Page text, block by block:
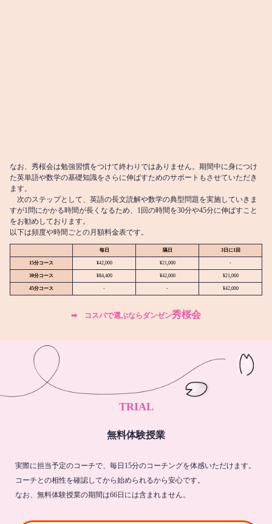
なお、秀桜会は勉強習慣をつけて終わりではありません。期間中に身につけ
た英単語や数学の基礎知識をさらに伸ばすためのサポートもさせていただき
ます。
次のステップとして、英語の長文読解や数学の典型問題を実施していきま
すが1問にかかる時間が長くなるため、1回の時間を30分や45分に伸ばすこと
をお勧めしております。
以下は頻度や時間ごとの月額料金表です。
毎日 隔日 3日に1回
15分コース ¥42,000 ¥21,000 -
30分コース ¥84,400 ¥42,000 ¥21,000
45分コース - - ¥42,000
➡︎ コスパで選ぶならダンゼン秀桜会
TRIAL
無料体験授業
実際に担当予定のコーチで、毎日15分のコーチングを体感いただけます。
コーチとの相性を確認してから始められるから安心です。
なお、無料体験授業の期間は66日には含まれません。